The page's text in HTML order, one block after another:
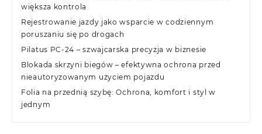
większa kontrola
Rejestrowanie jazdy jako wsparcie w codziennym
poruszaniu się po drogach
Pilatus PC-24 – szwajcarska precyzja w biznesie
Blokada skrzyni biegów – efektywna ochrona przed
nieautoryzowanym użyciem pojazdu
Folia na przednią szybę: Ochrona, komfort i styl w
jednym